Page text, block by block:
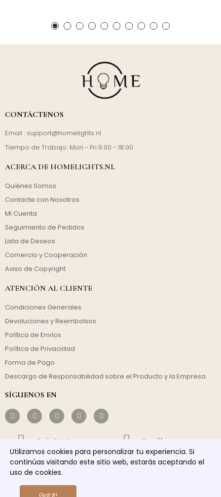
CONTÁCTENOS
Email : support@homelights.nl
Tiempo de Trabajo: Mon - Fri 9:00 - 18:00
ACERCA DE HOMELIGHTS.NL
Quiénes Somos
Contacte con Nosotros
Mi Cuenta
Seguimiento de Pedidos
Lista de Deseos
Comercio y Cooperación
Aviso de Copyright
ATENCIÓN AL CLIENTE
Condiciones Generales
Devoluciones y Reembolsos
Política de Envíos
Política de Privacidad
Forma de Pago
Descargo de Responsabilidad sobre el Producto y la Empresa
SÍGUENOS EN
Envío Gratuito Rentable
Envío Rápido Servicio Responsable
Utilizamos cookies para personalizar tu experiencia. Si
continúas visitando este sitio web, estarás aceptando el
uso de cookies.